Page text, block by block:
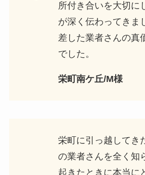
所付き合いを大切に
が深く伝わってきま
差した業者さんの真
でした。
栄町南ケ丘/M様
栄町に引っ越してき
の業者さんを全く知
起きたときに本当に